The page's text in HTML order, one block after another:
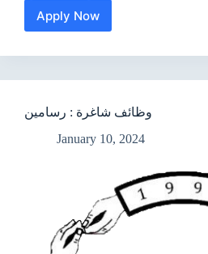
Apply Now
فرصة
:رسامين
وظائف شاغرة : رسامين
January 10, 2024